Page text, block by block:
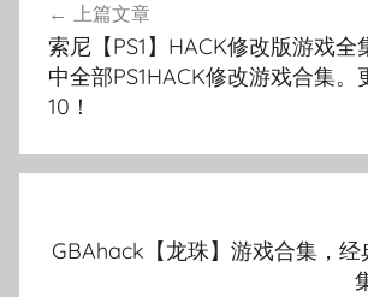
上篇文章
索尼【PS1】HACK修改版游戏全
中全部PS1HACK修改游戏合集。
10！
GBAhack【龙珠】游戏合集，经